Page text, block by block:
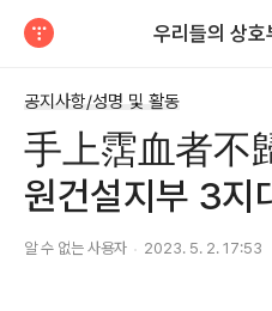
우리들의 상
공지사항/성명 및 활동
手上霑血者不
원건설지부 3지
알 수 없는 사용자 2023. 5. 2. 17:53